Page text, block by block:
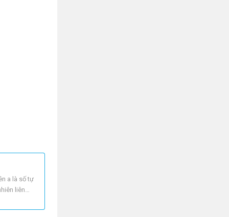
a là số tự
liên